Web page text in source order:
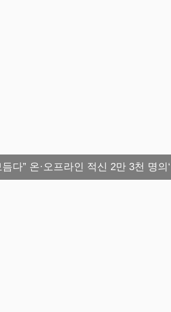
다” 온·오프라인 적신 2만 3천 명의